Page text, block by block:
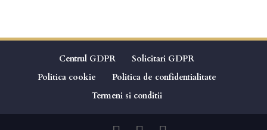
Centrul GDPR
Solicitari GDPR
Politica cookie
Politica de confidentialitate
Termeni si conditii